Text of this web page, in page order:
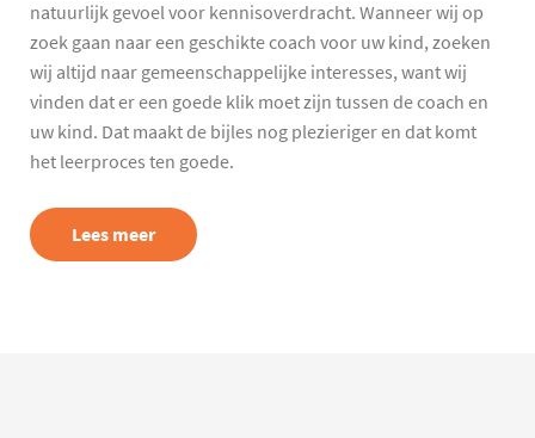
natuurlijk gevoel voor kennisoverdracht. Wanneer wij op
zoek gaan naar een geschikte coach voor uw kind, zoeken
wij altijd naar gemeenschappelijke interesses, want wij
vinden dat er een goede klik moet zijn tussen de coach en
uw kind. Dat maakt de bijles nog plezieriger en dat komt
het leerproces ten goede.
Lees meer